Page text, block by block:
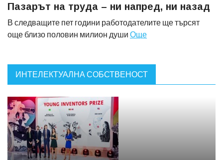
Пазарът на труда – ни напред, ни назад
В следващите пет години работодателите ще търсят
още близо половин милион души Още
ИНТЕЛЕКТУАЛНА СОБСТВЕНОСТ